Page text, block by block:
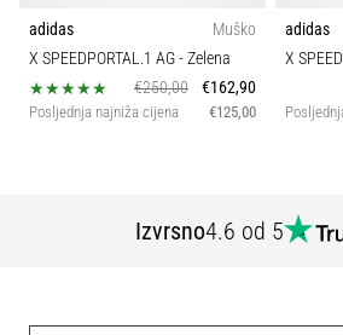
dresovima
kopačkama
Nike,
gola…
adidas
Muško
X SPEEDPORTAL.1 AG- Zelena
€250,00
€162,90
Posljednja najniža cijena €125,00
adidas
X
Izvrsno4.6 od 5